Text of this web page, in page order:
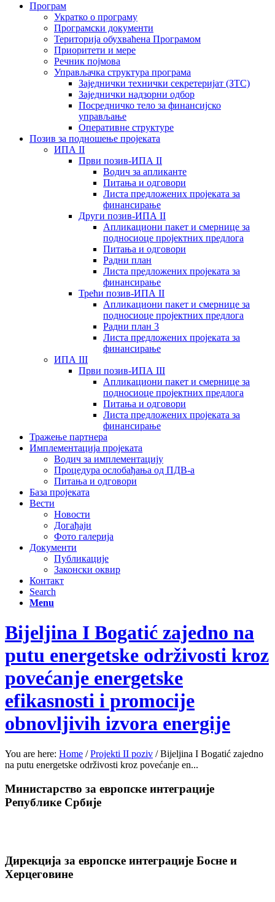
Програм
Укратко о програму
Програмски документи
Територија обухваћена Програмом
Приоритети и мере
Речник појмова
Управљачка структура програма
Заједнички технички секретеријат (ЗТС)
Заједнички надзорни одбор
Посредничко тело за финансијско
управљање
Oперативне структуре
Позив за подношење пројеката
ИПА II
Први позив-ИПА II
Водич за апликанте
Питања и одговори
Листа предложених пројеката за
финансирање
Други позив-ИПА II
Апликациони пакет и смернице за
подносиоце пројектних предлога
Питања и одговори
Радни план
Листа предложених пројеката за
финансирање
Трећи позив-ИПА II
Апликациони пакет и смернице за
подносиоце пројектних предлога
Радни план 3
Листа предложених пројеката за
финансирање
ИПА III
Први позив-ИПА III
Апликациони пакет и смернице за
подносиоце пројектних предлога
Питања и одговори
Листа предложених пројеката за
финансирање
Тражење партнера
Имплементација пројеката
Водич за имплементацију
Процедура ослобађања од ПДВ-а
Питања и одговори
База пројеката
Вести
Новости
Догађаји
Фото галерија
Документи
Публикације
Законски оквир
Контакт
Search
Menu
Bijeljina I Bogatić zajedno na
putu energetske održivosti kroz
povećanje energetske
efikasnosti i promocije
obnovljivih izvora energije
You are here: Home / Projekti II poziv / Bijeljina I Bogatić zajedno
na putu energetske održivosti kroz povećanje en...
Министарство за европске интеграције
Републике Србије
Дирекција за европске интеграције Босне и
Херцеговине